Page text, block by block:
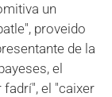
un
proveido
de la
el
el "caixer